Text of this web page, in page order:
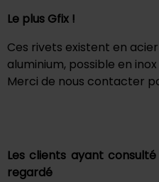
Le plus Gfix !
Ces rivets existent en
aluminium, possible en inox
Merci de nous contacter
Les clients ayant
regardé